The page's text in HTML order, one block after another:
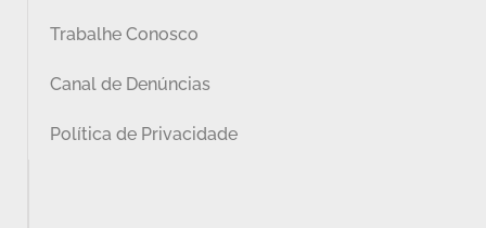
Trabalhe Conosco
Canal de Denúncias
Política de Privacidade